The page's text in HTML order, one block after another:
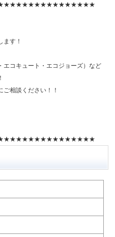
ます！
エコキュート・エコジョーズ）など
相談ください！！